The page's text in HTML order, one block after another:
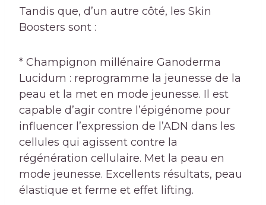
Tandis que, d’un autre côté, les Skin
Boosters sont :
* Champignon millénaire Ganoderma
Lucidum : reprogramme la jeunesse de la
peau et la met en mode jeunesse. Il est
capable d’agir contre l’épigénome pour
influencer l’expression de l’ADN dans les
cellules qui agissent contre la
régénération cellulaire. Met la peau en
mode jeunesse. Excellents résultats, peau
élastique et ferme et effet lifting.